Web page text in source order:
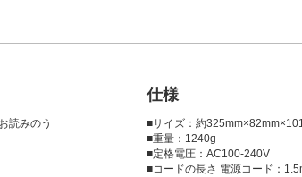
読みのう
仕様
■サイズ：約
■重量：1240g
■定格電圧：AC100-240V
■コードの長さ 電源コード：